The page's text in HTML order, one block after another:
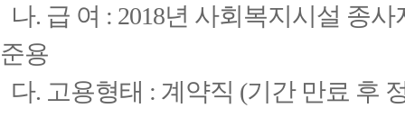
나. 급 여 : 2018년 사회복지시설 종
준용
다. 고용형태 : 계약직 (기간 만료 후